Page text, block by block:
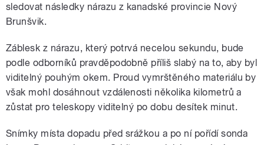
sledovat následky nárazu z kanadské provincie Nový
Brunšvik.
Záblesk z nárazu, který potrvá necelou sekundu, bude
podle odborníků pravděpodobně příliš slabý na to, aby byl
viditelný pouhým okem. Proud vymrštěného materiálu by
však mohl dosáhnout vzdálenosti několika kilometrů a
zůstat pro teleskopy viditelný po dobu desítek minut.
Snímky místa dopadu před srážkou a po ní pořídí sonda